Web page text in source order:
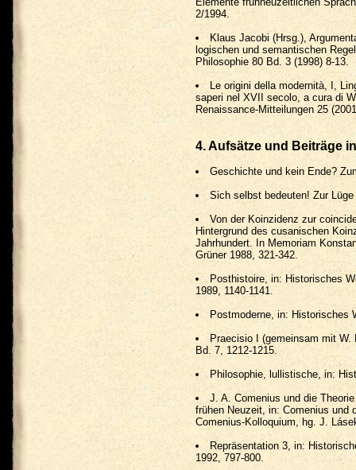
2/1994.
Klaus Jacobi (Hrsg.),
logischen und semantischen
Philosophie 80 Bd. 3 (1998) 8-13.
Le origini della modernità, I,
saperi nel XVII secolo, a cura di
Renaissance-Mitteilungen 25
4. Aufsätze und Beiträge
Geschichte und kein Ende?
Sich selbst bedeuten! Zur
Von der Koinzidenz zur
Hintergrund des cusanischen
Jahrhundert. In Memoriam
Grüner 1988, 321-342.
Posthistoire, in: Historisches
1989, 1140-1141.
Postmoderne, in: Historisches
Praecisio I (gemeinsam mit
Bd. 7, 1212-1215.
Philosophie, lullistische, in:
J. A. Comenius und die
frühen Neuzeit, in: Comenius und
Comenius-Kolloquium, hg. J.
Repräsentation 3, in:
1992, 797-800.